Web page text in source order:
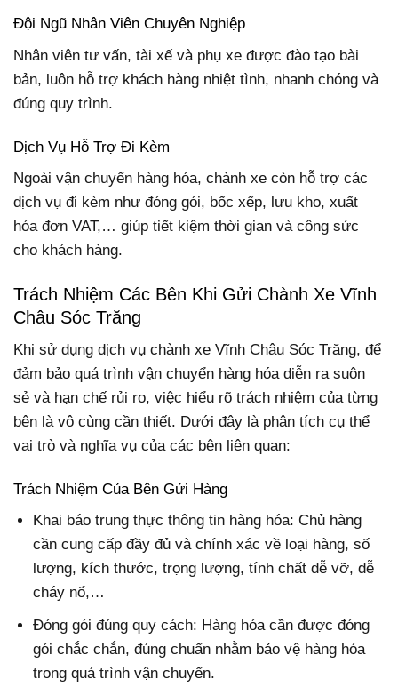
Đội Ngũ Nhân Viên Chuyên Nghiệp
Nhân viên tư vấn, tài xế và phụ xe được đào tạo bài
bản, luôn hỗ trợ khách hàng nhiệt tình, nhanh chóng và
đúng quy trình.
Dịch Vụ Hỗ Trợ Đi Kèm
Ngoài vận chuyển hàng hóa, chành xe còn hỗ trợ các
dịch vụ đi kèm như đóng gói, bốc xếp, lưu kho, xuất
hóa đơn VAT,… giúp tiết kiệm thời gian và công sức
cho khách hàng.
Trách Nhiệm Các Bên Khi Gửi Chành Xe Vĩnh
Châu Sóc Trăng
Khi sử dụng dịch vụ chành xe Vĩnh Châu Sóc Trăng, để
đảm bảo quá trình vận chuyển hàng hóa diễn ra suôn
sẻ và hạn chế rủi ro, việc hiểu rõ trách nhiệm của từng
bên là vô cùng cần thiết. Dưới đây là phân tích cụ thể
vai trò và nghĩa vụ của các bên liên quan:
Trách Nhiệm Của Bên Gửi Hàng
Khai báo trung thực thông tin hàng hóa: Chủ hàng
cần cung cấp đầy đủ và chính xác về loại hàng, số
lượng, kích thước, trọng lượng, tính chất dễ vỡ, dễ
cháy nổ,…
Đóng gói đúng quy cách: Hàng hóa cần được đóng
gói chắc chắn, đúng chuẩn nhằm bảo vệ hàng hóa
trong quá trình vận chuyển.